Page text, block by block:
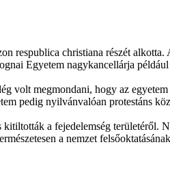
respublica christiana részét
Egyetem nagykancellárja
volt megmondani, hogy az
pedig nyilvánvalóan protestáns
a fejedelemség területéről.
a nemzet